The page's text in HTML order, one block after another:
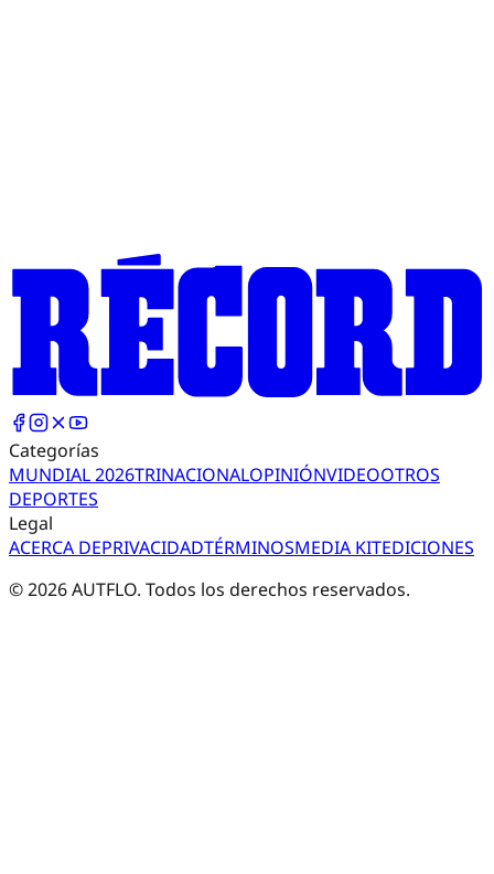
Categorías
MUNDIAL 2026TRINACIONALOPINIÓNVIDEOOTROS
DEPORTES
Legal
ACERCA DEPRIVACIDADTÉRMINOSMEDIA KITEDICIONES
©2026AUTFLO. Todos los derechos reservados.